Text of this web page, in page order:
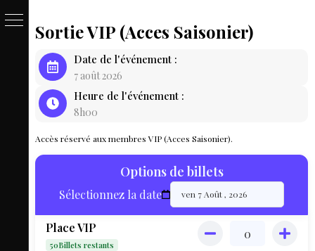
PASSE
BILLET
LIVE
MAP
Sortie VIP (Acces Saisonier)
Date de l'événement :
7 août 2026
Heure de l'événement :
8h00
Accès réservé aux membres VIP (Acces Saisonier).
Options de billets
Sélectionnez la date
Place VIP
50Billets restants